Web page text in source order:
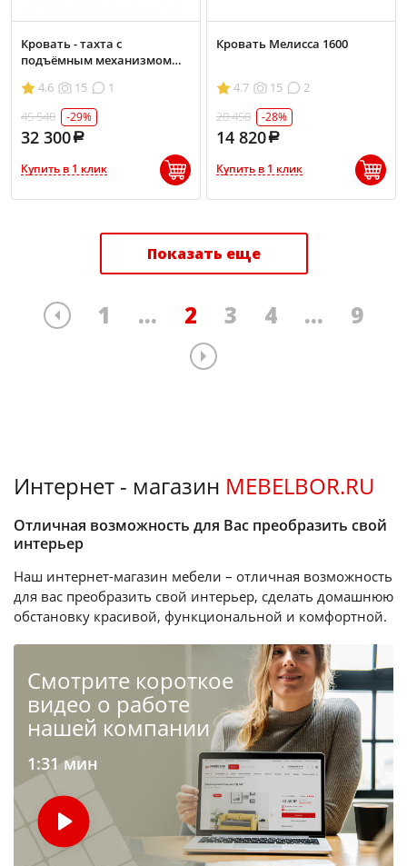
Кровать - тахта с
подъёмным механизмом
4.6 15
1
45 540
-29%
32 300
Купить в 1 клик
Кровать Мелисса 1600
4.7 15
2
20 450
-28%
14 820
Купить в 1 клик
Показать еще
1 ... 2 3 4 ... 9
Интернет - магазин MEBELBOR.RU
Отличная возможность для Вас преобразить свой
интерьер
Наш интернет-магазин мебели – отличная возможность
для вас преобразить свой интерьер, сделать домашнюю
обстановку красивой, функциональной и комфортной.
Cмотрите короткое
видео о работе
нашей компании
1:31 мин